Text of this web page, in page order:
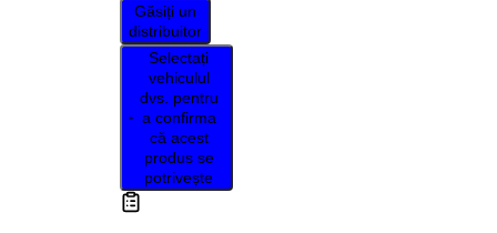
Găsiți un
distribuitor
Selectați
vehiculul
dvs. pentru
a confirma
că acest
produs se
potrivește